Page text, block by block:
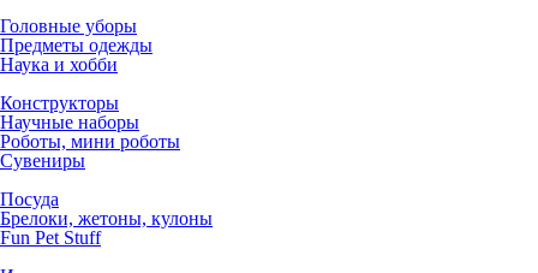
Головные уборы
Предметы одежды
Наука и хобби
Конструкторы
Научные наборы
Роботы, мини роботы
Сувениры
Посуда
Брелоки, жетоны, кулоны
Fun Pet Stuff